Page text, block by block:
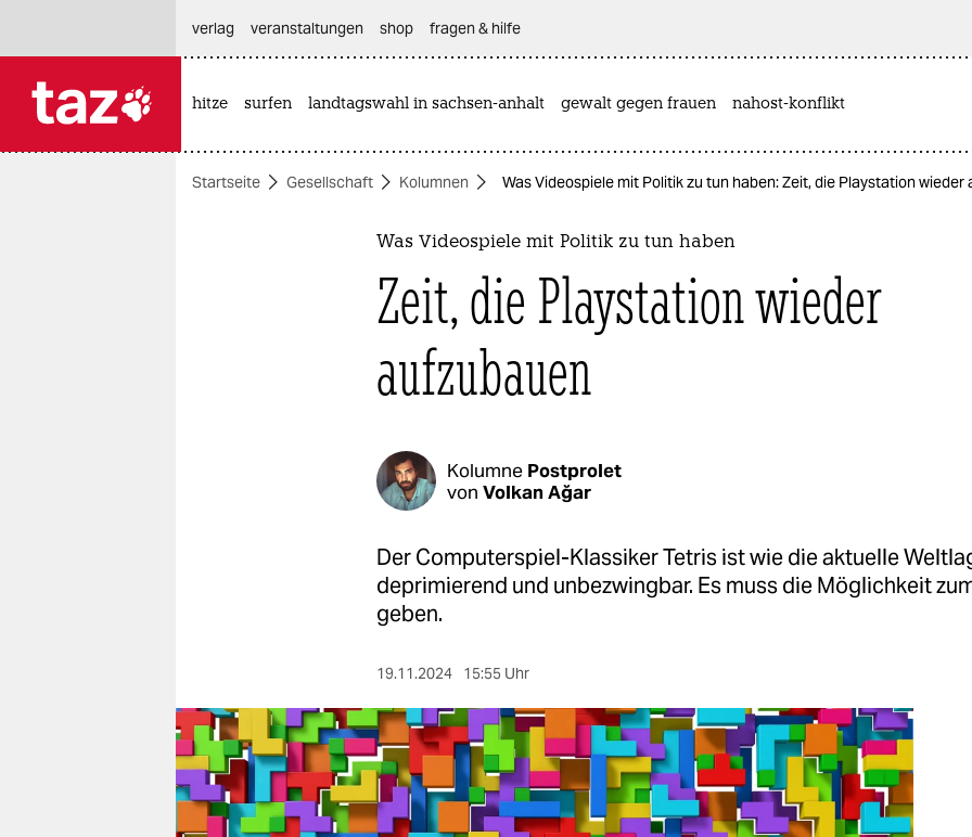
themen
veranstaltungen
shop
fragen & hilfe
verlag
veranstaltungen shop fragen & hilfe
hitze surfen landtagswahl in sachsen-anhalt gewalt gegen frauen nahost-konflikt
Startseite Gesellschaft Kolumnen Was Videospiele mit Politik zu tun haben: Zeit, die Playstation wieder
Was Videospiele mit Politik zu tun haben
Zeit, die Playstation wieder
aufzubauen
Kolumne Postprolet
von Volkan Ağar
Der Computerspiel-Klassiker Tetris ist wie die aktuelle
deprimierend und unbezwingbar. Es muss die Möglichkeit
geben.
19.11.2024 15:55 Uhr